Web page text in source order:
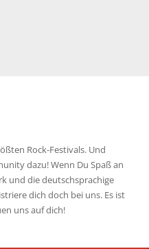
Rock-Festivals. Und
dazu! Wenn Du Spaß an
und die deutschsprachige
dich doch bei uns. Es ist
uns auf dich!